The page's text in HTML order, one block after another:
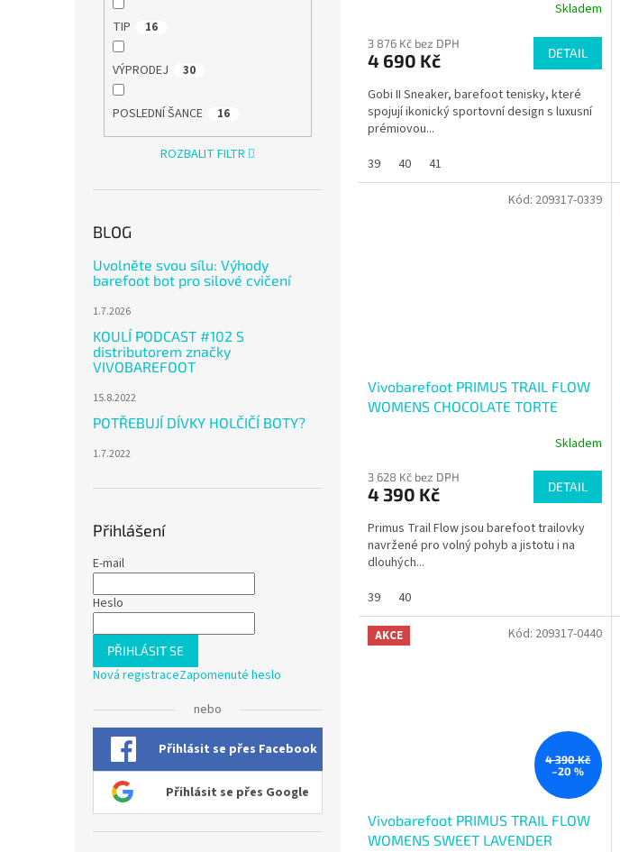
TIP 16
VÝPRODEJ 30
POSLEDNÍ ŠANCE 16
ROZBALIT FILTR
BLOG
Uvolněte svou sílu: Výhody
barefoot bot pro silové cvičení
1.7.2026
KOULÍ PODCAST #102 S
distributorem značky
VIVOBAREFOOT
15.8.2022
POTŘEBUJÍ DÍVKY HOLČIČÍ BOTY?
1.7.2022
Přihlášení
E-mail
Heslo
PŘIHLÁSIT SE
Nová registraceZapomenuté heslo
nebo
Přihlásit se přes Facebook
Přihlásit se přes Google
Skladem
3 876 Kč bez DPH
4 690 Kč DETAIL
Gobi II Sneaker, barefoot tenisky, které
spojují ikonický sportovní design s luxusní
prémiovou...
39
40 41
Vivobarefoot PRIMUS TRAIL FLOW
WOMENS CHOCOLATE TORTE
Skladem
3 628 Kč bez DPH
4 390 Kč DETAIL
Primus Trail Flow jsou barefoot trailovky
navržené pro volný pohyb a jistotu i na
dlouhých...
39
40
Kód: 209317-0339
AKCE
4 390 Kč
–20 %
Vivobarefoot PRIMUS TRAIL FLOW
WOMENS SWEET LAVENDER
Kód: 209317-0440